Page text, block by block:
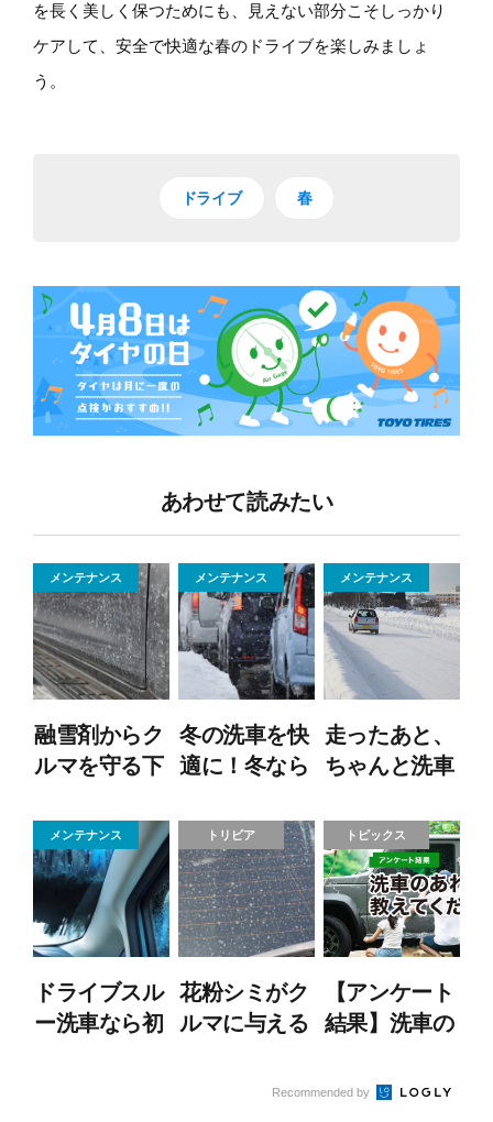
を長く美しく保つためにも、見えない部分こそしっかり
ケアして、安全で快適な春のドライブを楽しみましょ
う。
ドライブ 春
あわせて読みたい
メンテナンス
融雪剤からク
ルマを守る下
頻度や洗い方
を解説
メンテナンス
冬の洗車を快
適に！冬なら
とコツを紹介
メンテナンス
走ったあと、
ちゃんと洗車
道に潜む意外
な危険
メンテナンス
ドライブスル
ー洗車なら初
トリビア
花粉シミがク
ルマに与える
対策でクルマ
トピックス
【アンケート
結果】洗車の
てください
Recommended by